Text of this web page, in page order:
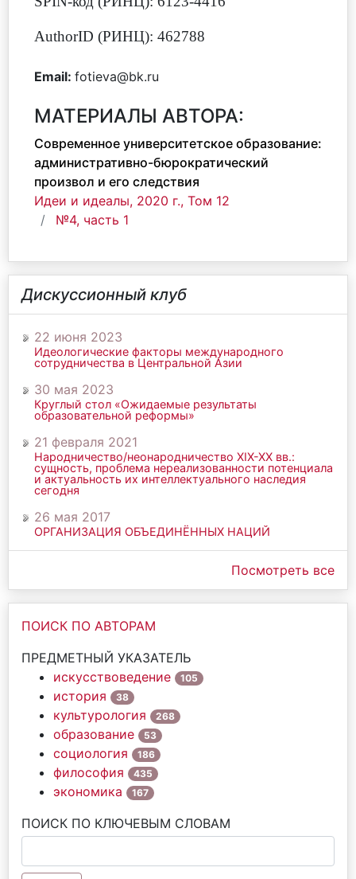
AuthorID (РИНЦ): 462788
Email: fotieva@bk.ru
МАТЕРИАЛЫ АВТОРА:
Современное университетское образование:
административно-бюрократический
произвол и его следствия
Идеи и идеалы, 2020 г., Том 12
№4, часть 1
Дискуссионный клуб
22 июня 2023
Идеологические факторы международного
сотрудничества в Центральной Азии
30 мая 2023
Круглый стол «Ожидаемые результаты
образовательной реформы»
21 февраля 2021
Народничество/неонародничество ХIХ-ХХ вв.:
сущность, проблема нереализованности потенциала
и актуальность их интеллектуального наследия
сегодня
26 мая 2017
ОРГАНИЗАЦИЯ ОБЪЕДИНЁННЫХ НАЦИЙ
Посмотреть все
ПОИСК ПО АВТОРАМ
ПРЕДМЕТНЫЙ УКАЗАТЕЛЬ
искусствоведение
105
история 38
культурология 268
образование 53
социология 186
философия 435
экономика 167
ПОИСК ПО КЛЮЧЕВЫМ СЛОВАМ